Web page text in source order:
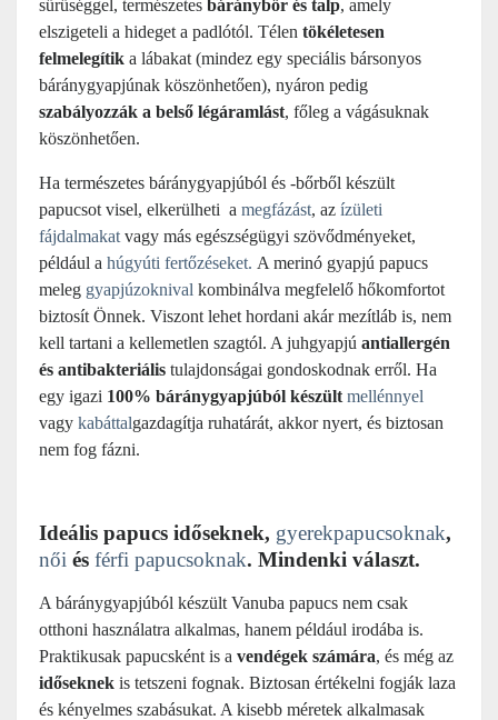
sűrűséggel, természetes báránybőr és talp, amely
elszigeteli a hideget a padlótól. Télen tökéletesen
felmelegítik a lábakat (mindez egy speciális bársonyos
báránygyapjúnak köszönhetően), nyáron pedig
szabályozzák a belső légáramlást, főleg a vágásuknak
köszönhetően.
Ha természetes báránygyapjúból és -bőrből készült
papucsot visel, elkerülheti a megfázást, az ízületi
fájdalmakat vagy más egészségügyi szövődményeket,
például a húgyúti fertőzéseket. A merinó gyapjú papucs
meleg gyapjúzoknival kombinálva megfelelő hőkomfortot
biztosít Önnek. Viszont lehet hordani akár mezítláb is, nem
kell tartani a kellemetlen szagtól. A juhgyapjú antiallergén
és antibakteriális tulajdonságai gondoskodnak erről. Ha
egy igazi 100% báránygyapjúból készült mellénnyel
vagy kabáttalgazdagítja ruhatárát, akkor nyert, és biztosan
nem fog fázni.
Ideális papucs időseknek, gyerekpapucsoknak,
női és férfi papucsoknak. Mindenki választ.
A báránygyapjúból készült Vanuba papucs nem csak
otthoni használatra alkalmas, hanem például irodába is.
Praktikusak papucsként is a vendégek számára, és még az
időseknek is tetszeni fognak. Biztosan értékelni fogják laza
és kényelmes szabásukat. A kisebb méretek alkalmasak